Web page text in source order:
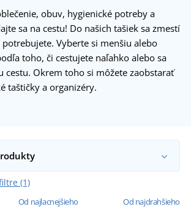
obuv, hygienické potreby a
sa na cestu! Do našich tašiek sa zmestí
potrebujete. Vyberte si menšiu alebo
toho, či cestujete naľahko alebo sa
cestu. Okrem toho si môžete zaobstarať
taštičky a organizéry.
(1)
Od najlacnejšieho Od najdrahšieho